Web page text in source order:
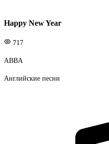
Happy New Year
717
ABBA
Английские песни